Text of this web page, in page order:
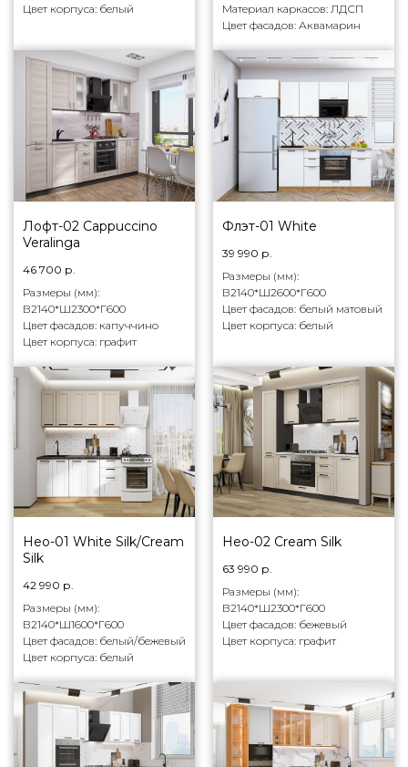
Цвет корпуса: белый
Материал каркасов: ЛДСП
Цвет фасадов: Аквамарин
Лофт-02 Cappuccino
Veralinga
46 700 р.
Размеры (мм):
В2140*Ш2300*Г600
Цвет фасадов: капуччино
Цвет корпуса: графит
Флэт-01 White
39 990 р.
Размеры (мм):
В2140*Ш2600*Г600
Цвет фасадов: белый матовый
Цвет корпуса: белый
Нео-01 White Silk/Cream
Silk
42 990 р.
Размеры (мм):
В2140*Ш1600*Г600
Цвет фасадов: белый/бежевый
Цвет корпуса: белый
Нео-02 Cream Silk
63 990 р.
Размеры (мм):
В2140*Ш2300*Г600
Цвет фасадов: бежевый
Цвет корпуса: графит